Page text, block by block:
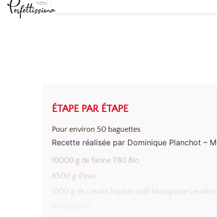
ÉTAPE PAR ÉTAPE
Pour environ 50 baguettes
Recette réalisée par Dominique Planchot –
INGRÉDIENTS ET MISE EN OEUVRE
10000 g de farine T80 Bio
6500 g d’eau
1000 g de Levain liquide actif biologique